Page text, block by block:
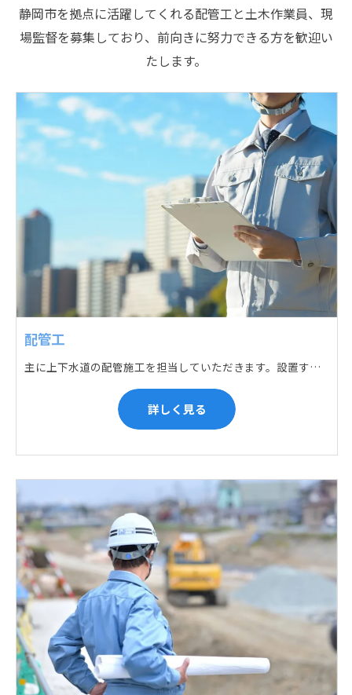
静岡市を拠点に活躍してくれる配管工と土木作業員、現
場監督を募集しており、前向きに努力できる方を歓迎い
たします。
配管工
主に上下水道の配管施工を担当していただきます。設置する場所に応じて配管の形状や流れを工夫する管加工、ねじ切り、管締め、そして管据付作業になり、5人以上のチームで動くことが多いです。
詳しく見る